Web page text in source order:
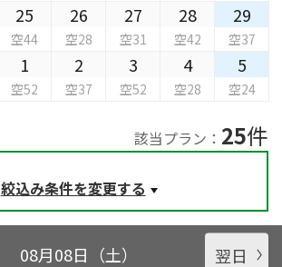
25
空44
26
空28
27
空31
28
空42
29
空37
1
空52
2
空37
3
空52
4
空28
5
空24
該当プラン： 25件
絞込み条件を変更する
08月08日（土） 翌日